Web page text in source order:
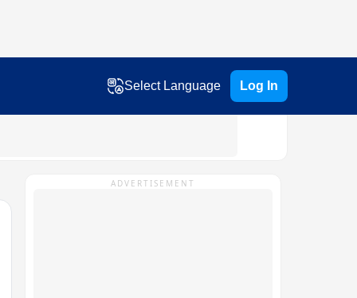
Select Language Log In
ADVERTISEMENT